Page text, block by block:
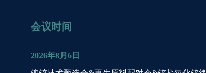
会议时间
2026年8月6日